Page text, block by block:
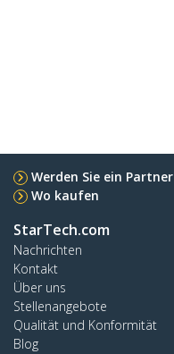
Werden Sie ein Partner
Wo kaufen
StarTech.com
Nachrichten
Kontakt
Über uns
Stellenangebote
Qualität und Konformität
Blog